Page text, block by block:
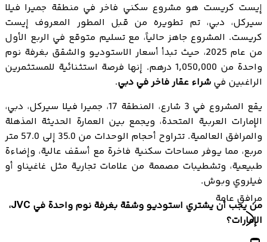
إيست كريست هو مشروع سكني فاخر في منطقة جميرا فيلا
سيركل، دبي، تم تطويره من قبل المطور المعروف إيست
كريست. المشروع جاهز حالياً، مع تسليم متوقع في الربع الأول
من عام 2025، حيث تبدأ أسعار الاستوديو والشقق بغرفة نوم
واحدة من 1,050,000 درهم. إنها فرصة استثنائية للمستثمرين
الراغبين في شراء عقار فاخر في دبي.
يقع المشروع في 3 شارع، المنطقة 17، جميرا فيلا سيركل، دبي،
الإمارات العربية المتحدة، ويجمع بين العمارة الحديثة المذهلة
والمرافق العالمية. تتراوح أحجام الوحدات من 35.0 إلى 57.0 متر
مربع، مما يوفر مساحات سكنية فاخرة مع أسقف عالية، وإضاءة
طبيعية، وتشطيبات مصممة من علامات تجارية مثل غاغيناو أو
فيلروي وبوش.
من يجب أن يشتري استوديو وشقة بغرفة نوم واحدة في JVC،
الإمارات؟
مرافق عامة